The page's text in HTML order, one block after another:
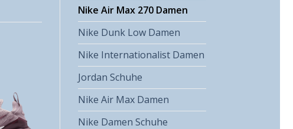
Nike Air Max 270 Damen
Nike Dunk Low Damen
Nike Internationalist Damen
Jordan Schuhe
Nike Air Max Damen
Nike Damen Schuhe